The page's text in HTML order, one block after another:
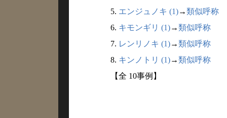
5. エンジュノキ (1)→類似呼称
6. キモンギリ (1)→類似呼称
7. レンリノキ (1)→類似呼称
8. キンノトリ (1)→類似呼称
【全 10事例】